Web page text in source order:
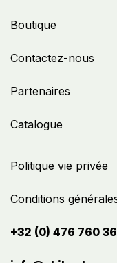
Politique vie privée
Conditions
+32 (0) 476 760
Boutique
Contactez-nous
Partenaires
Catalogue